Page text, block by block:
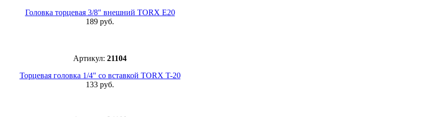
Головка торцевая 3/8" внешний TORX E20
189 руб.
Артикул: 21104
Торцевая головка 1/4" со вставкой TORX T-20
133 руб.